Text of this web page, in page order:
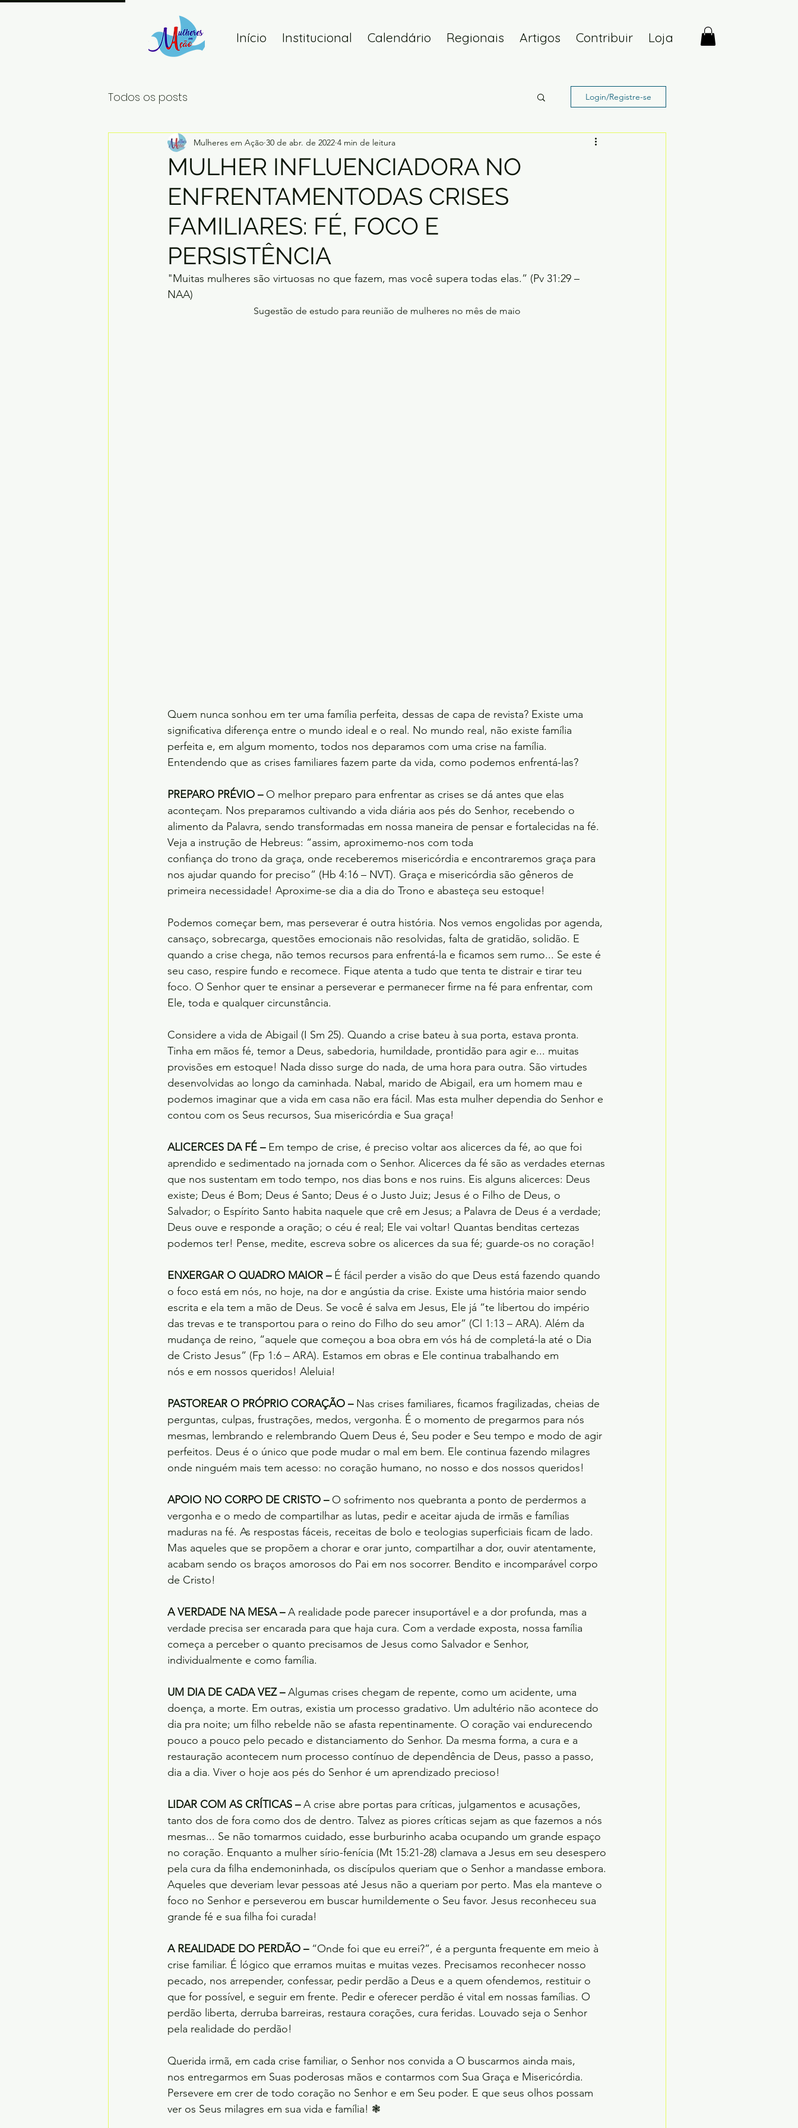
Início Institucional Calendário Regionais Artigos Contribuir Loja
Todos os posts Login/Registre-se
MULHER INFLUENCIADORA NO
ENFRENTAMENTODAS CRISES
FAMILIARES: FÉ, FOCO E
PERSISTÊNCIA
Mulheres em Ação 30 de abr. de 2022 4 min de leitura
"Muitas mulheres são virtuosas no que fazem, mas você supera todas elas.” (Pv 31:29 –
NAA)
Sugestão de estudo para reunião de mulheres no mês de maio
Quem nunca sonhou em ter uma família perfeita, dessas de capa de revista? Existe uma
significativa diferença entre o mundo ideal e o real. No mundo real, não existe família
perfeita e, em algum momento, todos nos deparamos com uma crise na família.
Entendendo que as crises familiares fazem parte da vida, como podemos enfrentá-las?
PREPARO PRÉVIO – O melhor preparo para enfrentar as crises se dá antes que elas
aconteçam. Nos preparamos cultivando a vida diária aos pés do Senhor, recebendo o
alimento da Palavra, sendo transformadas em nossa maneira de pensar e fortalecidas na fé.
Veja a instrução de Hebreus: “assim, aproximemo-nos com toda
confiança do trono da graça, onde receberemos misericórdia e encontraremos graça para
nos ajudar quando for preciso” (Hb 4:16 – NVT). Graça e misericórdia são gêneros de
primeira necessidade! Aproxime-se dia a dia do Trono e abasteça seu estoque!
Podemos começar bem, mas perseverar é outra história. Nos vemos engolidas por agenda,
cansaço, sobrecarga, questões emocionais não resolvidas, falta de gratidão, solidão. E
quando a crise chega, não temos recursos para enfrentá-la e ficamos sem rumo... Se este é
seu caso, respire fundo e recomece. Fique atenta a tudo que tenta te distrair e tirar teu
foco. O Senhor quer te ensinar a perseverar e permanecer firme na fé para enfrentar, com
Ele, toda e qualquer circunstância.
Considere a vida de Abigail (I Sm 25). Quando a crise bateu à sua porta, estava pronta.
Tinha em mãos fé, temor a Deus, sabedoria, humildade, prontidão para agir e... muitas
provisões em estoque! Nada disso surge do nada, de uma hora para outra. São virtudes
desenvolvidas ao longo da caminhada. Nabal, marido de Abigail, era um homem mau e
podemos imaginar que a vida em casa não era fácil. Mas esta mulher dependia do Senhor e
contou com os Seus recursos, Sua misericórdia e Sua graça!
ALICERCES DA FÉ – Em tempo de crise, é preciso voltar aos alicerces da fé, ao que foi
aprendido e sedimentado na jornada com o Senhor. Alicerces da fé são as verdades eternas
que nos sustentam em todo tempo, nos dias bons e nos ruins. Eis alguns alicerces: Deus
existe; Deus é Bom; Deus é Santo; Deus é o Justo Juiz; Jesus é o Filho de Deus, o
Salvador; o Espírito Santo habita naquele que crê em Jesus; a Palavra de Deus é a verdade;
Deus ouve e responde a oração; o céu é real; Ele vai voltar! Quantas benditas certezas
podemos ter! Pense, medite, escreva sobre os alicerces da sua fé; guarde-os no coração!
ENXERGAR O QUADRO MAIOR – É fácil perder a visão do que Deus está fazendo quando
o foco está em nós, no hoje, na dor e angústia da crise. Existe uma história maior sendo
escrita e ela tem a mão de Deus. Se você é salva em Jesus, Ele já “te libertou do império
das trevas e te transportou para o reino do Filho do seu amor” (Cl 1:13 – ARA). Além da
mudança de reino, “aquele que começou a boa obra em vós há de completá-la até o Dia
de Cristo Jesus” (Fp 1:6 – ARA). Estamos em obras e Ele continua trabalhando em
nós e em nossos queridos! Aleluia!
PASTOREAR O PRÓPRIO CORAÇÃO – Nas crises familiares, ficamos fragilizadas, cheias de
perguntas, culpas, frustrações, medos, vergonha. É o momento de pregarmos para nós
mesmas, lembrando e relembrando Quem Deus é, Seu poder e Seu tempo e modo de agir
perfeitos. Deus é o único que pode mudar o mal em bem. Ele continua fazendo milagres
onde ninguém mais tem acesso: no coração humano, no nosso e dos nossos queridos!
APOIO NO CORPO DE CRISTO – O sofrimento nos quebranta a ponto de perdermos a
vergonha e o medo de compartilhar as lutas, pedir e aceitar ajuda de irmãs e famílias
maduras na fé. As respostas fáceis, receitas de bolo e teologias superficiais ficam de lado.
Mas aqueles que se propõem a chorar e orar junto, compartilhar a dor, ouvir atentamente,
acabam sendo os braços amorosos do Pai em nos socorrer. Bendito e incomparável corpo
de Cristo!
A VERDADE NA MESA – A realidade pode parecer insuportável e a dor profunda, mas a
verdade precisa ser encarada para que haja cura. Com a verdade exposta, nossa família
começa a perceber o quanto precisamos de Jesus como Salvador e Senhor,
individualmente e como família.
UM DIA DE CADA VEZ – Algumas crises chegam de repente, como um acidente, uma
doença, a morte. Em outras, existia um processo gradativo. Um adultério não acontece do
dia pra noite; um filho rebelde não se afasta repentinamente. O coração vai endurecendo
pouco a pouco pelo pecado e distanciamento do Senhor. Da mesma forma, a cura e a
restauração acontecem num processo contínuo de dependência de Deus, passo a passo,
dia a dia. Viver o hoje aos pés do Senhor é um aprendizado precioso!
LIDAR COM AS CRÍTICAS – A crise abre portas para críticas, julgamentos e acusações,
tanto dos de fora como dos de dentro. Talvez as piores críticas sejam as que fazemos a nós
mesmas... Se não tomarmos cuidado, esse burburinho acaba ocupando um grande espaço
no coração. Enquanto a mulher sírio-fenícia (Mt 15:21-28) clamava a Jesus em seu desespero
pela cura da filha endemoninhada, os discípulos queriam que o Senhor a mandasse embora.
Aqueles que deveriam levar pessoas até Jesus não a queriam por perto. Mas ela manteve o
foco no Senhor e perseverou em buscar humildemente o Seu favor. Jesus reconheceu sua
grande fé e sua filha foi curada!
A REALIDADE DO PERDÃO – “Onde foi que eu errei?”, é a pergunta frequente em meio à
crise familiar. É lógico que erramos muitas e muitas vezes. Precisamos reconhecer nosso
pecado, nos arrepender, confessar, pedir perdão a Deus e a quem ofendemos, restituir o
que for possível, e seguir em frente. Pedir e oferecer perdão é vital em nossas famílias. O
perdão liberta, derruba barreiras, restaura corações, cura feridas. Louvado seja o Senhor
pela realidade do perdão!
Querida irmã, em cada crise familiar, o Senhor nos convida a O buscarmos ainda mais,
nos entregarmos em Suas poderosas mãos e contarmos com Sua Graça e Misericórdia.
Persevere em crer de todo coração no Senhor e em Seu poder. E que seus olhos possam
ver os Seus milagres em sua vida e família! ❃